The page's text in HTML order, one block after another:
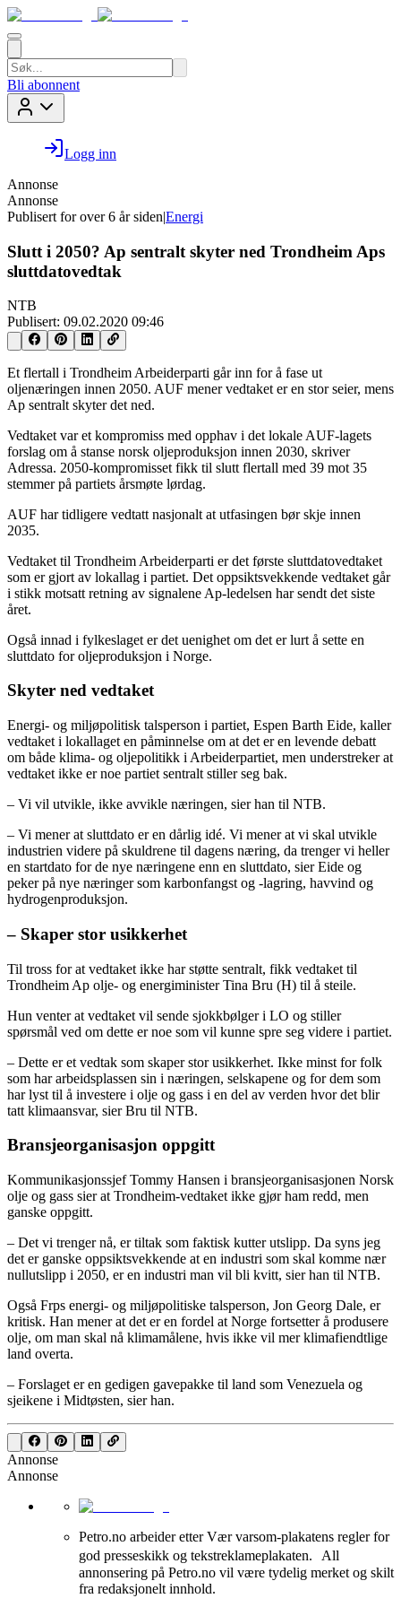
Bli abonnent
Logg inn
Annonse
Annonse
Publisert for over 6 år siden|Energi
Slutt i 2050? Ap sentralt skyter ned Trondheim Aps
sluttdatovedtak
NTB
Publisert: 09.02.2020 09:46
Et flertall i Trondheim Arbeiderparti går inn for å fase ut
oljenæringen innen 2050. AUF mener vedtaket er en stor seier, mens
Ap sentralt skyter det ned.
Vedtaket var et kompromiss med opphav i det lokale AUF-lagets
forslag om å stanse norsk oljeproduksjon innen 2030, skriver
Adressa. 2050-kompromisset fikk til slutt flertall med 39 mot 35
stemmer på partiets årsmøte lørdag.
AUF har tidligere vedtatt nasjonalt at utfasingen bør skje innen
2035.
Vedtaket til Trondheim Arbeiderparti er det første sluttdatovedtaket
som er gjort av lokallag i partiet. Det oppsiktsvekkende vedtaket går
i stikk motsatt retning av signalene Ap-ledelsen har sendt det siste
året.
Også innad i fylkeslaget er det uenighet om det er lurt å sette en
sluttdato for oljeproduksjon i Norge.
Skyter ned vedtaket
Energi- og miljøpolitisk talsperson i partiet, Espen Barth Eide, kaller
vedtaket i lokallaget en påminnelse om at det er en levende debatt
om både klima- og oljepolitikk i Arbeiderpartiet, men understreker at
vedtaket ikke er noe partiet sentralt stiller seg bak.
– Vi vil utvikle, ikke avvikle næringen, sier han til NTB.
– Vi mener at sluttdato er en dårlig idé. Vi mener at vi skal utvikle
industrien videre på skuldrene til dagens næring, da trenger vi heller
en startdato for de nye næringene enn en sluttdato, sier Eide og
peker på nye næringer som karbonfangst og -lagring, havvind og
hydrogenproduksjon.
– Skaper stor usikkerhet
Til tross for at vedtaket ikke har støtte sentralt, fikk vedtaket til
Trondheim Ap olje- og energiminister Tina Bru (H) til å steile.
Hun venter at vedtaket vil sende sjokkbølger i LO og stiller
spørsmål ved om dette er noe som vil kunne spre seg videre i partiet.
– Dette er et vedtak som skaper stor usikkerhet. Ikke minst for folk
som har arbeidsplassen sin i næringen, selskapene og for dem som
har lyst til å investere i olje og gass i en del av verden hvor det blir
tatt klimaansvar, sier Bru til NTB.
Bransjeorganisasjon oppgitt
Kommunikasjonssjef Tommy Hansen i bransjeorganisasjonen Norsk
olje og gass sier at Trondheim-vedtaket ikke gjør ham redd, men
ganske oppgitt.
– Det vi trenger nå, er tiltak som faktisk kutter utslipp. Da syns jeg
det er ganske oppsiktsvekkende at en industri som skal komme nær
nullutslipp i 2050, er en industri man vil bli kvitt, sier han til NTB.
Også Frps energi- og miljøpolitiske talsperson, Jon Georg Dale, er
kritisk. Han mener at det er en fordel at Norge fortsetter å produsere
olje, om man skal nå klimamålene, hvis ikke vil mer klimafiendtlige
land overta.
– Forslaget er en gedigen gavepakke til land som Venezuela og
sjeikene i Midtøsten, sier han.
Annonse
Annonse
Petro.no arbeider etter Vær varsom-plakatens regler for
god presseskikk og tekstreklameplakaten. All
annonsering på Petro.no vil være tydelig merket og skilt
fra redaksjonelt innhold.